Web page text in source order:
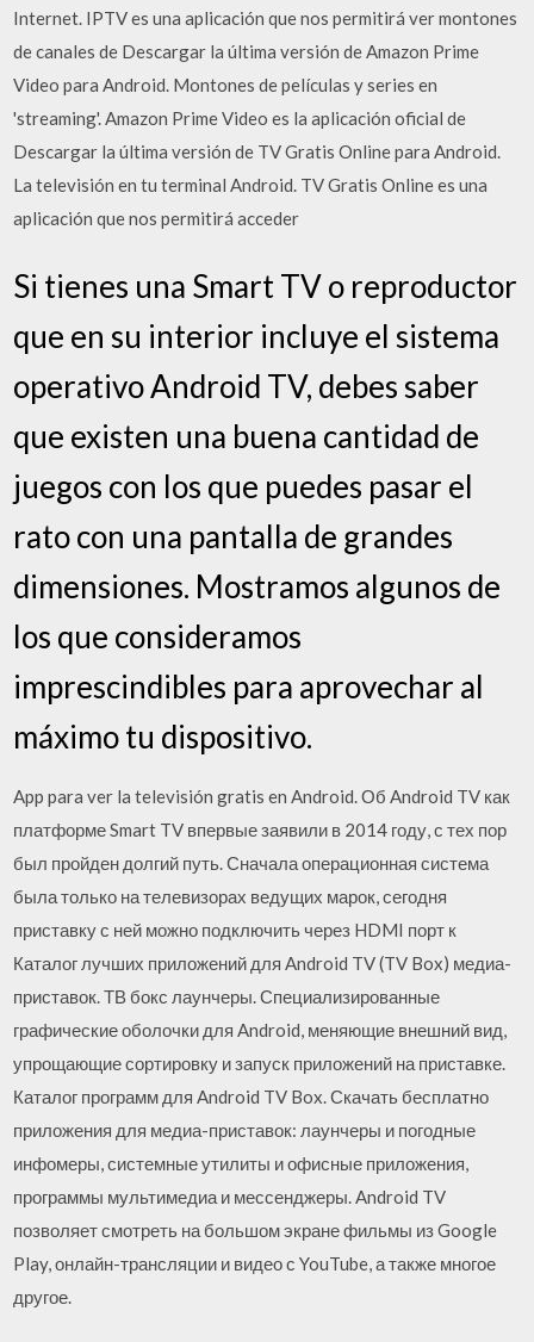
Internet. IPTV es una aplicación que nos permitirá ver montones
de canales de Descargar la última versión de Amazon Prime
Video para Android. Montones de películas y series en
'streaming'. Amazon Prime Video es la aplicación oficial de
Descargar la última versión de TV Gratis Online para Android.
La televisión en tu terminal Android. TV Gratis Online es una
aplicación que nos permitirá acceder
Si tienes una Smart TV o reproductor
que en su interior incluye el sistema
operativo Android TV, debes saber
que existen una buena cantidad de
juegos con los que puedes pasar el
rato con una pantalla de grandes
dimensiones. Mostramos algunos de
los que consideramos
imprescindibles para aprovechar al
máximo tu dispositivo.
App para ver la televisión gratis en Android. Об Android TV как
платформе Smart TV впервые заявили в 2014 году, с тех пор
был пройден долгий путь. Сначала операционная система
была только на телевизорах ведущих марок, сегодня
приставку с ней можно подключить через HDMI порт к
Каталог лучших приложений для Android TV (TV Box) медиа-
приставок. ТВ бокс лаунчеры. Специализированные
графические оболочки для Android, меняющие внешний вид,
упрощающие сортировку и запуск приложений на приставке.
Каталог программ для Android TV Box. Скачать бесплатно
приложения для медиа-приставок: лаунчеры и погодные
инфомеры, системные утилиты и офисные приложения,
программы мультимедиа и мессенджеры. Android TV
позволяет смотреть на большом экране фильмы из Google
Play, онлайн-трансляции и видео с YouTube, а также многое
другое.